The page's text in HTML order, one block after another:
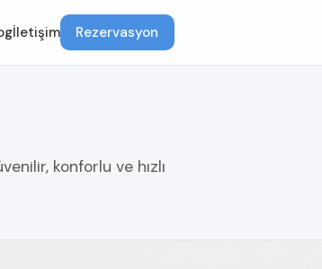
İletişim Rezervasyon
konforlu ve hızlı